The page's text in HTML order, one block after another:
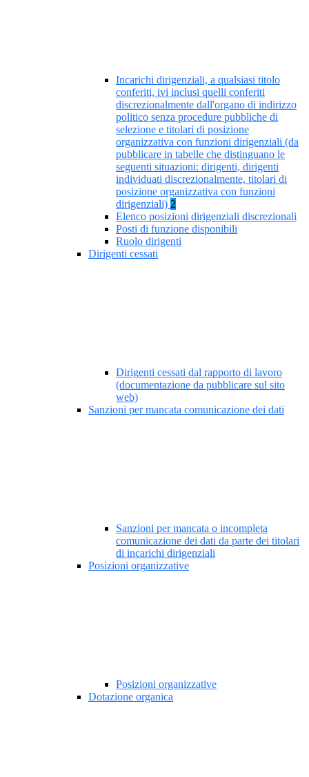
Incarichi dirigenziali, a qualsiasi titolo
conferiti, ivi inclusi quelli conferiti
discrezionalmente dall'organo di indirizzo
politico senza procedure pubbliche di
selezione e titolari di posizione
organizzativa con funzioni dirigenziali (da
pubblicare in tabelle che distinguano le
seguenti situazioni: dirigenti, dirigenti
individuati discrezionalmente, titolari di
posizione organizzativa con funzioni
dirigenziali) 2
Elenco posizioni dirigenziali discrezionali
Posti di funzione disponibili
Ruolo dirigenti
Dirigenti cessati
Dirigenti cessati dal rapporto di lavoro
(documentazione da pubblicare sul sito
web)
Sanzioni per mancata comunicazione dei dati
Sanzioni per mancata o incompleta
comunicazione dei dati da parte dei titolari
di incarichi dirigenziali
Posizioni organizzative
Posizioni organizzative
Dotazione organica